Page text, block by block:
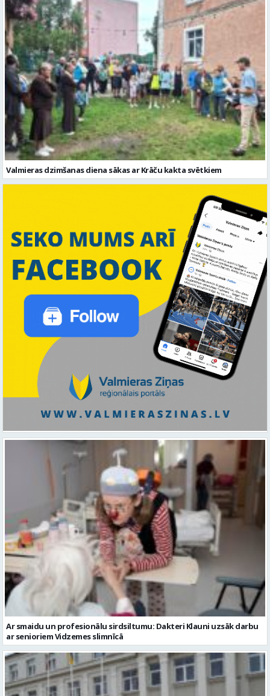
Valmieras dzimšanas diena sākas ar Krāču kakta svētkiem
Ar smaidu un profesionālu sirdsiltumu: Dakteri Klauni uzsāk darbu
ar senioriem Vidzemes slimnīcā